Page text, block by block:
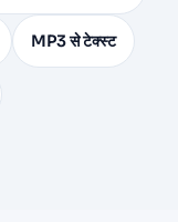
MP3 से टेक्स्ट